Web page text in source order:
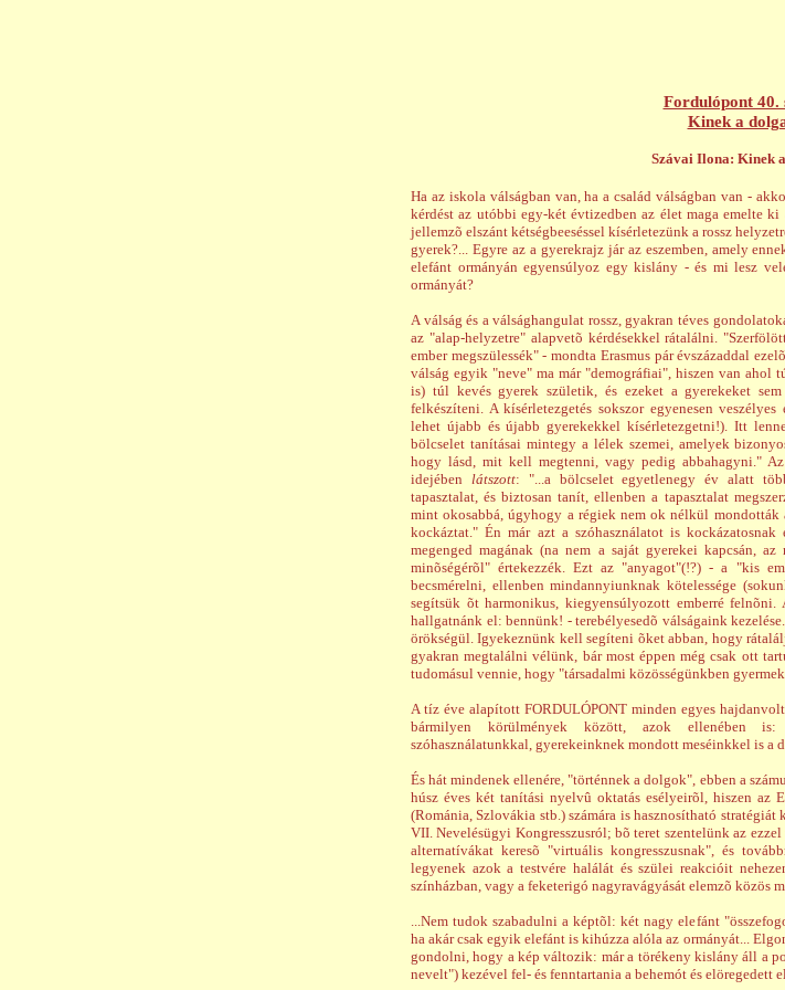
Fordulópont 40.
Kinek a
Szávai Ilona: Kinek
Ha az iskola válságban van, ha a család válságban van -
kérdést az utóbbi egy-két évtizedben az élet maga emelte
jellemzõ elszánt kétségbeeséssel kísérletezünk a rossz
gyerek?... Egyre az a gyerekrajz jár az eszemben, amely
elefánt ormányán egyensúlyoz egy kislány - és mi lesz
ormányát?
A válság és a válsághangulat rossz, gyakran téves
az "alap-helyzetre" alapvetõ kérdésekkel rátalálni.
ember megszülessék" - mondta Erasmus pár évszázaddal
válság egyik "neve" ma már "demográfiai", hiszen van ahol
is) túl kevés gyerek születik, és ezeket a gyerekeket
felkészíteni. A kísérletezgetés sokszor egyenesen
lehet újabb és újabb gyerekekkel kísérletezgetni!). Itt
bölcselet tanításai mintegy a lélek szemei, amelyek
hogy lásd, mit kell megtenni, vagy pedig abbahagyni."
idejében látszott: "...a bölcselet egyetlenegy év alatt
tapasztalat, és biztosan tanít, ellenben a tapasztalat
mint okosabbá, úgyhogy a régiek nem ok nélkül
kockáztat." Én már azt a szóhasználatot is
megenged magának (na nem a saját gyerekei kapcsán,
minõségérõl" értekezzék. Ezt az "anyagot"(!?) - a "kis
becsmérelni, ellenben mindannyiunknak kötelessége
segítsük õt harmonikus, kiegyensúlyozott emberré
hallgatnánk el: bennünk! - terebélyesedõ válságaink
örökségül. Igyekeznünk kell segíteni õket abban, hogy
gyakran megtalálni vélünk, bár most éppen még csak ott
tudomásul vennie, hogy "társadalmi közösségünkben
A tíz éve alapított FORDULÓPONT minden egyes
bármilyen körülmények között, azok ellenében is:
szóhasználatunkkal, gyerekeinknek mondott meséinkkel is a
És hát mindenek ellenére, "történnek a dolgok", ebben a
húsz éves két tanítási nyelvû oktatás esélyeirõl, hiszen az
(Románia, Szlovákia stb.) számára is hasznosítható
VII. Nevelésügyi Kongresszusról; bõ teret szentelünk az ezzel
alternatívákat keresõ "virtuális kongresszusnak", és
legyenek azok a testvére halálát és szülei reakcióit
színházban, vagy a feketerigó nagyravágyását elemzõ közös
...Nem tudok szabadulni a képtõl: két nagy elefánt
ha akár csak egyik elefánt is kihúzza alóla az ormányát...
gondolni, hogy a kép változik: már a törékeny kislány áll a
nevelt") kezével fel- és fenntartania a behemót és elöregedett